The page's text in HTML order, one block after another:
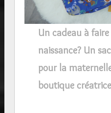
Un cadeau à
naissance? Un
pour la
boutique